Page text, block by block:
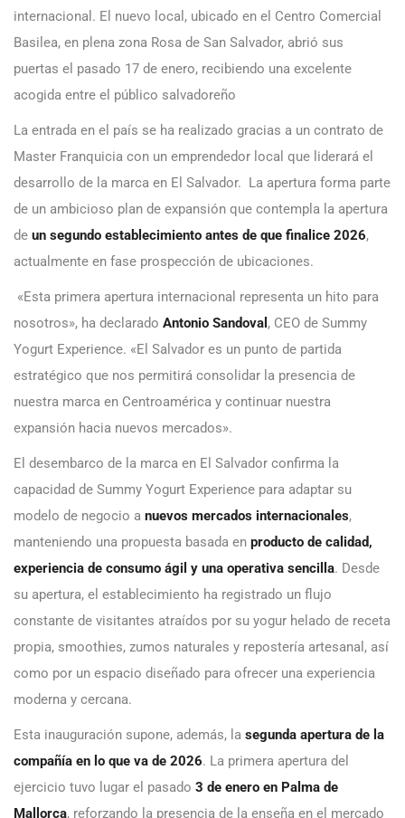
internacional. El nuevo local, ubicado en el Centro Comercial
Basilea, en plena zona Rosa de San Salvador, abrió sus
puertas el pasado 17 de enero, recibiendo una excelente
acogida entre el público salvadoreño
La entrada en el país se ha realizado gracias a un contrato de
Master Franquicia con un emprendedor local que liderará el
desarrollo de la marca en El Salvador. La apertura forma parte
de un ambicioso plan de expansión que contempla la apertura
de un segundo establecimiento antes de que finalice 2026,
actualmente en fase prospección de ubicaciones.
«Esta primera apertura internacional representa un hito para
nosotros», ha declarado Antonio Sandoval , CEO de Summy
Yogurt Experience. «El Salvador es un punto de partida
estratégico que nos permitirá consolidar la presencia de
nuestra marca en Centroamérica y continuar nuestra
expansión hacia nuevos mercados».
El desembarco de la marca en El Salvador confirma la
capacidad de Summy Yogurt Experience para adaptar su
modelo de negocio a nuevos mercados internacionales,
manteniendo una propuesta basada en producto de calidad,
experiencia de consumo ágil y una operativa sencilla. Desde
su apertura, el establecimiento ha registrado un flujo
constante de visitantes atraídos por su yogur helado de receta
propia, smoothies, zumos naturales y repostería artesanal, así
como por un espacio diseñado para ofrecer una experiencia
moderna y cercana.
Esta inauguración supone, además, la segunda apertura de la
compañía en lo que va de 2026. La primera apertura del
ejercicio tuvo lugar el pasado 3 de enero en Palma de
Mallorca, reforzando la presencia de la enseña en el mercado